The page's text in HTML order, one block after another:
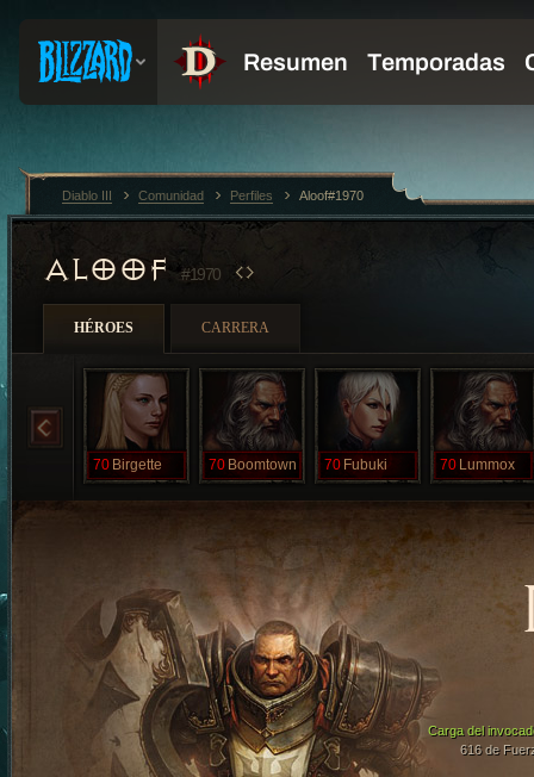
ALOOF#1970
HÉROES CARRERA
70 Birgette 70 Boomtown 70 Fubuki 70 Lummox
Carga del
616 de
Diablo III Comunidad Perfiles Aloof#1970